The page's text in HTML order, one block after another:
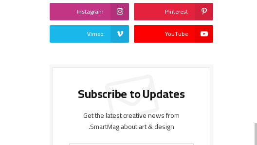
Pinterest
Instagram
YouTube
Vimeo
Subscribe to Updates
Get the latest creative news from
SmartMag about art & design.